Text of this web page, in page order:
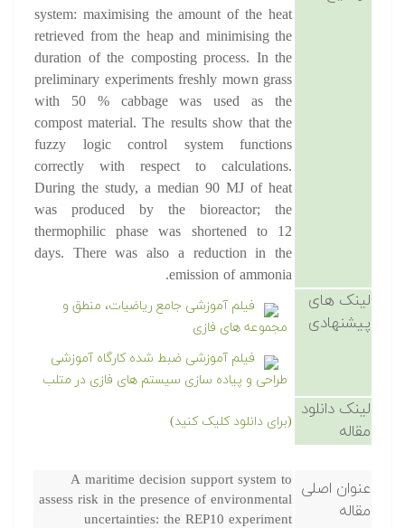
system: maximising the amount of the heat
retrieved from the heap and minimising the
duration of the composting process. In the
preliminary experiments freshly mown grass
with 50 % cabbage was used as the
compost material. The results show that the
fuzzy logic control system functions
correctly with respect to calculations.
During the study, a median 90 MJ of heat
was produced by the bioreactor; the
thermophilic phase was shortened to 12
days. There was also a reduction in the
emission of ammonia.
لینک های
پیشنهادی
فیلم آموزشی جامع ریاضیات، منطق و
مجموعه های فازی
فیلم آموزشی ضبط شده کارگاه آموزشی
طراحی و پیاده سازی سیستم های فازی در متلب
لینک دانلود
مقاله
(برای دانلود کلیک کنید)
عنوان اصلی
مقاله
A maritime decision support system to
assess risk in the presence of environmental
uncertainties: the REP10 experiment